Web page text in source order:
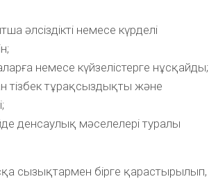
әлсіздікті немесе күрделі
немесе күйзелістерге нұсқайды;
тізбек тұрақсыздықты және
денсаулық мәселелері туралы
сызықтармен бірге қарастырылып,